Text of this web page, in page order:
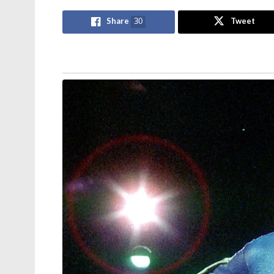
ഗാർഡ് തദ്ദേശീയമായി നിർമിച്ച
മലിനീകരണ നിയന്ത്രണ കപ്പൽ
കമ്മീഷൻ ചെയ്ത് പ്രതിരോധ മന്ത്രി
ഭീകരപ്രവർത്തനങ്ങളെ ഫലപ്രദമായി
ലക്ഷ്യം. രാജ്യത്തെ പ്രമുഖരായ
പ്രധാനമായും മൂന്ന്
സജ്ജീകരിച്ചിരിക്കുന്നത്. സ്പെഷ്യൽ
കോമ്പോസിറ്റ് ഗ്രൂപ്പ്. രണ്ട് സ്പെഷ്യൽ
എസ്.എ.ജി എന്നാണ് അവ അറിയപ്പെടുന്നത്.
ചേരുന്നതാണ്` നാഷണൽ സെക്യൂരിറ്റി
എസ്.എ.ജിയും 11 എസ്.ആർ.ജിയുമാണ്
ഹൈജാക്കിംഗിനെ തടയുന്നതിൽ
എസ്.എ.ജിയിലെ കമാൻഡോകൾ
എത്തുന്നവരാണ്.
Share 30 Tweet